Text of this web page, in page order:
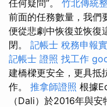
任何疑問”。 竹北傳統
前面的任務數量，我們
便從悲劇中恢復並恢復
閉。 記帳士 稅務申報
記帳士 證照 找工作
建橋樑更安全，更具抵
作。 推拿師證照 根據
（Dali）於2016年與